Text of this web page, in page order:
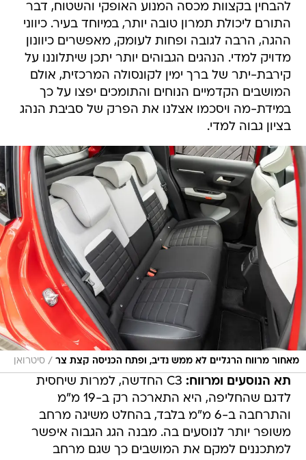
להבחין בקצוות מכסה המנוע האופקי והשטוח, דבר
התורם ליכולת תמרון טובה יותר, במיוחד בעיר. כיווני
ההגה, הרבה לגובה ופחות לעומק, מאפשרים כיוונון
מדויק למדי. הנהגים הגבוהים יותר יתכן שיתלוננו על
קירבת-יתר של ברך ימין לקונסולה המרכזית, אולם
המושבים הקדמיים הנוחים והתומכים יפצו על כך
במידת-מה ויסכמו אצלנו את הפרק של סביבת הנהג
בציון גבוה למדי.
מאחור מרווח הרגליים לא ממש נדיב, ופתח הכניסה קצת צר / סיטרואן
תא הנוסעים ומרווח:
C3 החדשה, למרות שיחסית
לדגם שהחליפה, היא התארכה רק ב-19 מ"מ
והתרחבה ב-6 מ"מ בלבד, בהחלט משיגה מרחב
משופר יותר לנוסעים בה. מבנה הגג הגבוה איפשר
למתכננים למקם את המושבים כך שגם מרחב